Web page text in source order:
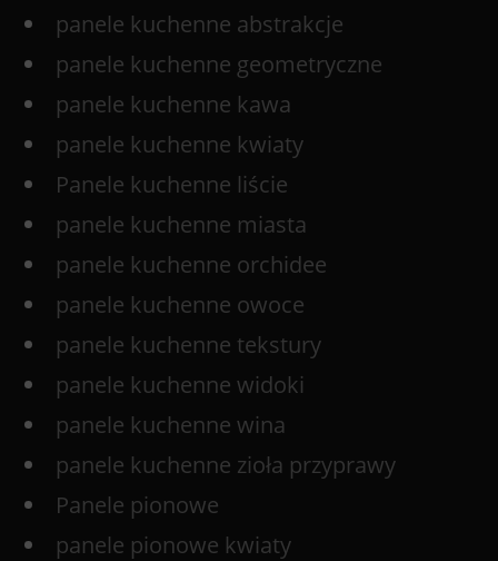
panele kuchenne abstrakcje
panele kuchenne geometryczne
panele kuchenne kawa
panele kuchenne kwiaty
Panele kuchenne liście
panele kuchenne miasta
panele kuchenne orchidee
panele kuchenne owoce
panele kuchenne tekstury
panele kuchenne widoki
panele kuchenne wina
panele kuchenne zioła przyprawy
Panele pionowe
panele pionowe kwiaty